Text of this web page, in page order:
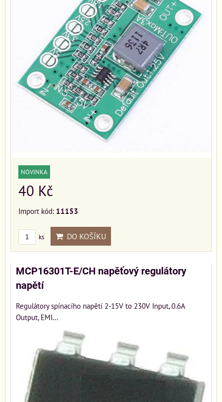
NOVINKA
40 Kč
Import kód: 11153
ks DO KOŠÍKU
MCP16301T-E/CH napěťový regulátory
napětí
Regulátory spínacího napětí 2-15V to 230V Input, 0.6A
Output, EMI...